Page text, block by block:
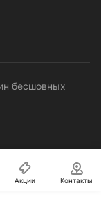
бесшовных
Акции Контакты